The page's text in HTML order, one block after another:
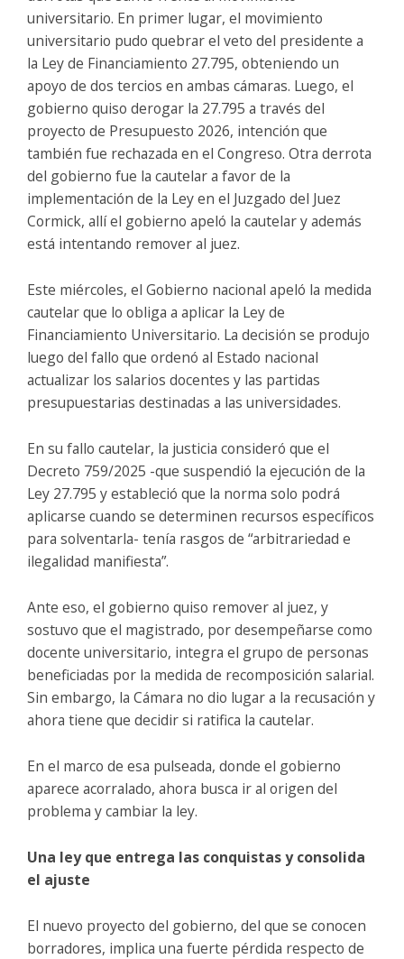
universitario. En primer lugar, el movimiento
universitario pudo quebrar el veto del presidente a
la Ley de Financiamiento 27.795, obteniendo un
apoyo de dos tercios en ambas cámaras. Luego, el
gobierno quiso derogar la 27.795 a través del
proyecto de Presupuesto 2026, intención que
también fue rechazada en el Congreso. Otra derrota
del gobierno fue la cautelar a favor de la
implementación de la Ley en el Juzgado del Juez
Cormick, allí el gobierno apeló la cautelar y además
está intentando remover al juez.
Este miércoles, el Gobierno nacional apeló la medida
cautelar que lo obliga a aplicar la Ley de
Financiamiento Universitario. La decisión se produjo
luego del fallo que ordenó al Estado nacional
actualizar los salarios docentes y las partidas
presupuestarias destinadas a las universidades.
En su fallo cautelar, la justicia consideró que el
Decreto 759/2025 -que suspendió la ejecución de la
Ley 27.795 y estableció que la norma solo podrá
aplicarse cuando se determinen recursos específicos
para solventarla- tenía rasgos de “arbitrariedad e
ilegalidad manifiesta”.
Ante eso, el gobierno quiso remover al juez, y
sostuvo que el magistrado, por desempeñarse como
docente universitario, integra el grupo de personas
beneficiadas por la medida de recomposición salarial.
Sin embargo, la Cámara no dio lugar a la recusación y
ahora tiene que decidir si ratifica la cautelar.
En el marco de esa pulseada, donde el gobierno
aparece acorralado, ahora busca ir al origen del
problema y cambiar la ley.
Una ley que entrega las conquistas y consolida
el ajuste
El nuevo proyecto del gobierno, del que se conocen
borradores, implica una fuerte pérdida respecto de